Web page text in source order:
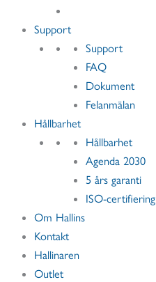
Support
Support
FAQ
Dokument
Felanmälan
Hållbarhet
Hållbarhet
Agenda 2030
5 års garanti
ISO-certifiering
Om Hallins
Kontakt
Hallinaren
Outlet